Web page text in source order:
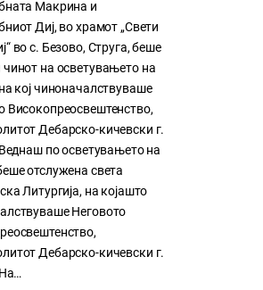
Макрина и
Диј, во храмот „Свети
во с. Безово, Струга, беше
на осветувањето на
кој чиноначалствуваше
Високопреосвештенство,
Дебарско-кичевски г.
Веднаш по осветувањето на
отслужена света
Литургија, на којашто
Неговото
Дебарско-кичевски г.